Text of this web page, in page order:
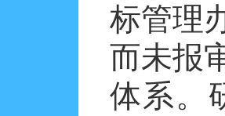
标管理
而未报
体系。